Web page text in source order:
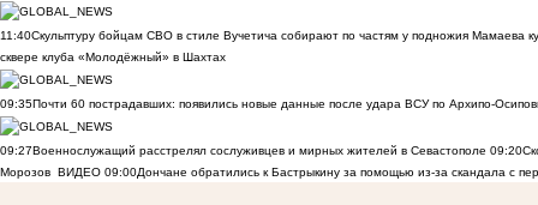
11:40Скульптуру бойцам СВО в стиле Вучетича собирают по частям у подножия Мамаева
сквере клуба «Молодёжный» в Шахтах
09:35Почти 60 пострадавших: появились новые данные после удара ВСУ по Архипо-
09:27Военнослужащий расстрелял сослуживцев и мирных жителей в Севастополе 09:20
Морозов ВИДЕО 09:00Дончане обратились к Бастрыкину за помощью из-за скандала с